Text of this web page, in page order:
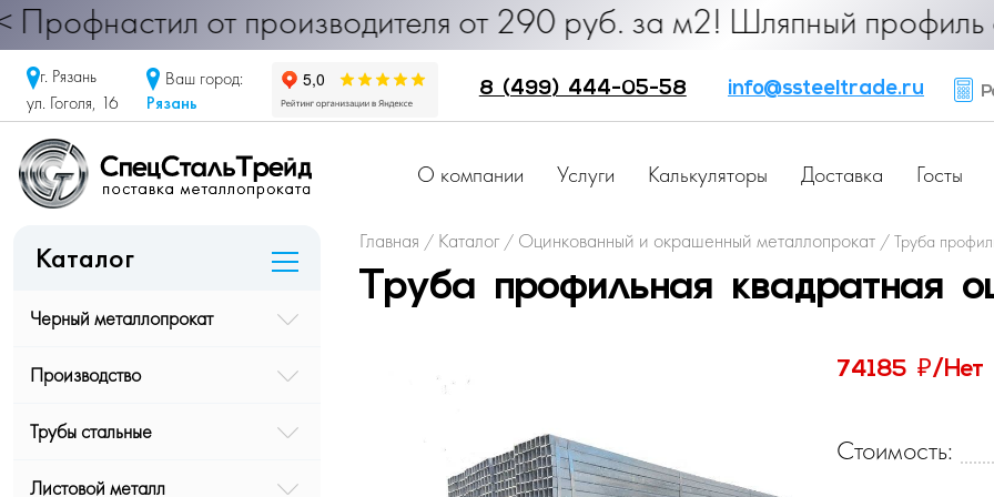
от производителя от 290 руб. за м2! Шляпный профиль от
г. Рязань
ул. Гоголя, 16
Ваш город:
Рязань
8 (499) 444-05-58 info@ssteeltrade.ru
О компании Услуги Калькуляторы Доставка Госты
Каталог
Черный металлопрокат
Производство
Трубы стальные
Листовой металл
Главная / Каталог / Оцинкованный и окрашенный металлопрокат /Труба
Труба профильная квадратная
74185 ₽/Нет
Стоимость: